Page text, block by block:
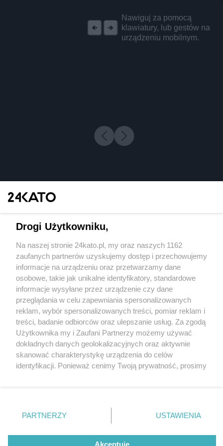
Nawiguj za pomocą
klawiatury, lub gestów na
urządzeniu mobilnym.
3 / 0
Wydawca mediów lokalnych
Nie zapomnij
zapoznać się z:
polityką prywatności regulamin korzystania z portali
Twojemiasto
Piekary Śląskie
Chorzów
Tarnowskie Góry
Gliwice
Skontakuj sięz nami
Kontakt
Wydawca
Redakcja
Drogi Użytkowniku,
Na naszej stronie 24kato.pl, my oraz naszych 1162
zaufanych partnerów uzyskujemy dostęp i przechowujemy
informacje na urządzeniu oraz przetwarzamy dane
osobowe, takie jak unikalne identyfikatory, standardowe
informacje wysyłane przez urządzenie czy dane
przeglądania w celu zapewniania spersonalizowanych
reklam, wybór spersonalizowanych treści, pomiar reklam i
treści, badanie odbiorców oraz ulepszanie usług. Za zgodą
Użytkownika my i Zaufani Partnerzy możemy używać
dokładnych danych geolokalizacyjnych oraz aktywnie
skanować charakterystykę urządzenia do celów
identyfikacji. Ponieważ cenimy Twoją prywatność, prosimy
prywatności znajdujący się w lewym dolnym rogu strony
. Niektóre rodzaje przetwarzania danych nie wymagają
zgody użytkownika, ale masz prawo sprzeciwić się
takiemu przetwarzaniu. Preferencje będą miały
PARTNERZY USTAWIENIA
Akceptuję